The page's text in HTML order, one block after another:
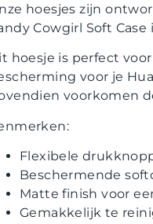
hoesjes zijn
Cowgirl Soft
hoesje is perfect
voor je
voorkomen
Flexibele
Beschermende
Matte finish voor
Gemakkelijk te